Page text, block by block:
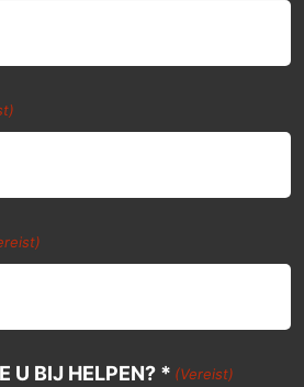
U BIJ HELPEN? * (Vereist)